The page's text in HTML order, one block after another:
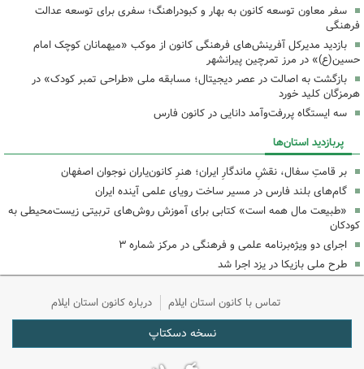
سفر معاون توسعه کانون به بهار و کبودراهنگ؛ سفری برای توسعه عدالت
فرهنگی
بازدید مدیرکل آفرینش‌های فرهنگی کانون از موکب «میهمانان کوچک امام
حسین(ع)» در مرز تمرچین پیرانشهر
بازگشت به اصالت در عصر دیجیتال؛ مسابقه ملی «طراحی تمبر کودک» در
هرمزگان کلید خورد
سه ایستگاه پررفت‌وآمد دانایی در کانون فارس
پربازدید استان‌ها
بر قامتِ سفال، نقشِ ماندگارِ ایران؛ هنرِ کانون‌یاران نوجوان اصفهان
گام‌های بلند فارس در مسیر ساخت رویای علمی آینده ایران
«طبیعت مال همه است» کتابی برای آموزش روش‌های تربیتی زیست‌محیطی به
کودکان
اجرای دو ویژه‌برنامه علمی و فرهنگی در مرکز شماره ۳
طرح ملی بازیکا در یزد اجرا شد
تماس با کانون استان ایلام درباره کانون استان ایلام
نسخه دسکتاپ